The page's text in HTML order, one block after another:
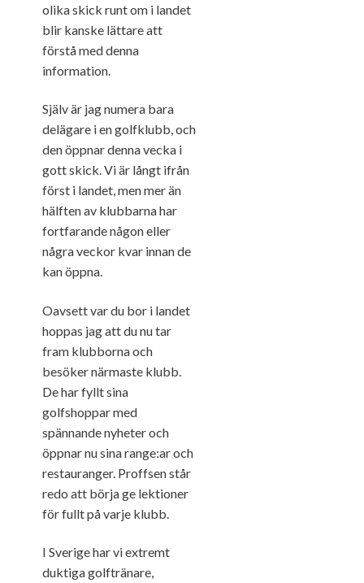
olika skick runt om i landet
blir kanske lättare att
förstå med denna
information.
Själv är jag numera bara
delägare i en golfklubb, och
den öppnar denna vecka i
gott skick. Vi är långt ifrån
först i landet, men mer än
hälften av klubbarna har
fortfarande någon eller
några veckor kvar innan de
kan öppna.
Oavsett var du bor i landet
hoppas jag att du nu tar
fram klubborna och
besöker närmaste klubb.
De har fyllt sina
golfshoppar med
spännande nyheter och
öppnar nu sina range:ar och
restauranger. Proffsen står
redo att börja ge lektioner
för fullt på varje klubb.
I Sverige har vi extremt
duktiga golftränare,